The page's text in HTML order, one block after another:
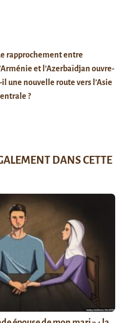
rapprochement entre
et l’Azerbaïdjan ouvre-
une nouvelle route vers l’Asie
?
DANS CETTE